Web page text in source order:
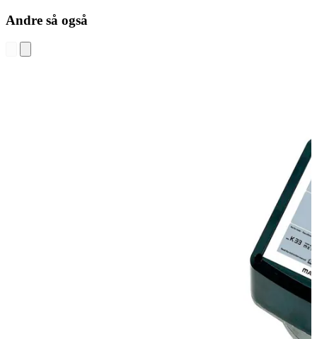
Andre så også